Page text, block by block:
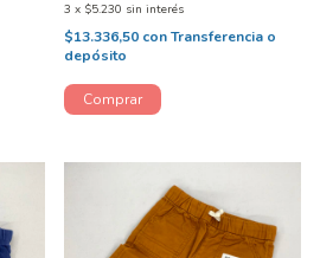
3 x $5.230 sin interés
$13.336,50 conTransferencia o
depósito